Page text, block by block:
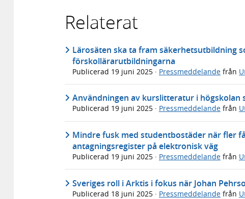
Relaterat
Lärosäten ska ta fram säkerhetsutbildning
förskollärarutbildningarna
Publicerad 19 juni 2025 · Pressmeddelande från
Användningen av kurslitteratur i högskolan
Publicerad 19 juni 2025 · Pressmeddelande från
Mindre fusk med studentbostäder när fler
antagningsregister på elektronisk väg
Publicerad 19 juni 2025 · Pressmeddelande från
Sveriges roll i Arktis i fokus när Johan
Publicerad 18 juni 2025 · Pressmeddelande från